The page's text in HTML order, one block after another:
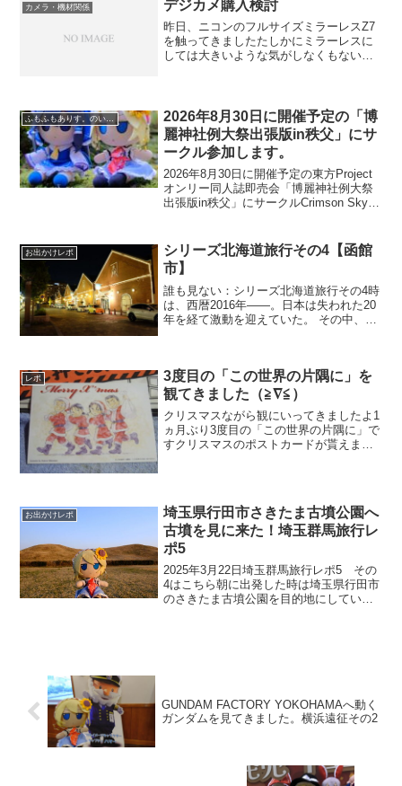
カメラ・機材関係 デジカメ購入検討
昨日、ニコンのフルサイズミラーレスZ7
を触ってきましたたしかにミラーレスに
しては大きいような気がしなくもないけ
のα7を触ったことがあ...
2026年8月30日に開催予定の「博
麗神社例大祭出張版in秩父」にサ
ークル参加します。
2026年8月30日に開催予定の東方Project
オンリー同人誌即売会「博麗神社例大祭
出張版in秩父」にサークルCrimson Skyと
愛します今回はkukulcanさ...
お出かけレポ
シリーズ北海道旅行その4【函館
市】
誰も見ない：シリーズ北海道旅行その4時
は、西暦2016年――。日本は失われた20
年を経て激動を迎えていた。 その中、ア
ら下山した...
レポ
3度目の「この世界の片隅に」を
観てきました（≧∇≦）
クリスマスながら観にいってきましたよ1
ヵ月ぶり3度目の「この世界の片隅に」で
すクリスマスのポストカードが貰えまし
ク、アートブック...
お出かけレポ
埼玉県行田市さきたま古墳公園へ
古墳を見に来た！埼玉群馬旅行レ
ポ5
2025年3月22日埼玉群馬旅行レポ5 その
4はこちら朝に出発した時は埼玉県行田市
のさきたま古墳公園を目的地にしていま
GUNDAM FACTORY YOKOHAMAへ動く
ガンダムを見てきました。横浜遠征その2